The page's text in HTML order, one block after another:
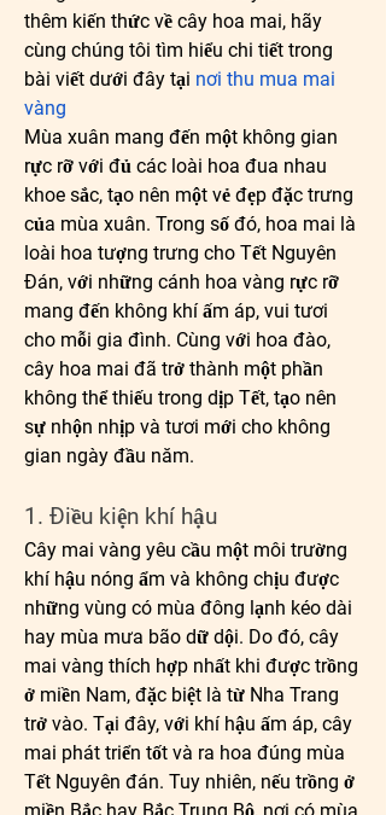
thêm kiến thức về cây hoa mai, hãy
cùng chúng tôi tìm hiểu chi tiết trong
bài viết dưới đây tại nơi thu mua mai
vàng
Mùa xuân mang đến một không gian
rực rỡ với đủ các loài hoa đua nhau
khoe sắc, tạo nên một vẻ đẹp đặc trưng
của mùa xuân. Trong số đó, hoa mai là
loài hoa tượng trưng cho Tết Nguyên
Đán, với những cánh hoa vàng rực rỡ
mang đến không khí ấm áp, vui tươi
cho mỗi gia đình. Cùng với hoa đào,
cây hoa mai đã trở thành một phần
không thể thiếu trong dịp Tết, tạo nên
sự nhộn nhịp và tươi mới cho không
gian ngày đầu năm.
1. Điều kiện khí hậu
Cây mai vàng yêu cầu một môi trường
khí hậu nóng ẩm và không chịu được
những vùng có mùa đông lạnh kéo dài
hay mùa mưa bão dữ dội. Do đó, cây
mai vàng thích hợp nhất khi được trồng
ở miền Nam, đặc biệt là từ Nha Trang
trở vào. Tại đây, với khí hậu ấm áp, cây
mai phát triển tốt và ra hoa đúng mùa
Tết Nguyên đán. Tuy nhiên, nếu trồng ở